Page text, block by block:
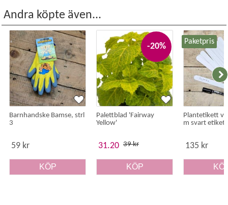
Andra köpte även...
Barnhandske Bamse, strl
3
59 kr
KÖP
-20%
Palettblad 'Fairway
Yellow'
31.20 39 kr
KÖP
Paketpris
Plantetikett
m svart
135 kr